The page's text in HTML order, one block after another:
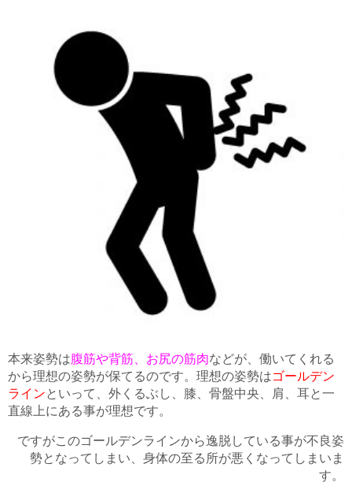
本来姿勢は腹筋や背筋、お尻の筋肉などが、働いてくれる
から理想の姿勢が保てるのです。理想の姿勢はゴールデン
ラインといって、外くるぶし、膝、骨盤中央、肩、耳と一
直線上にある事が理想です。
ですがこのゴールデンラインから逸脱している事が不良姿
勢となってしまい、身体の至る所が悪くなってしまいま
す。